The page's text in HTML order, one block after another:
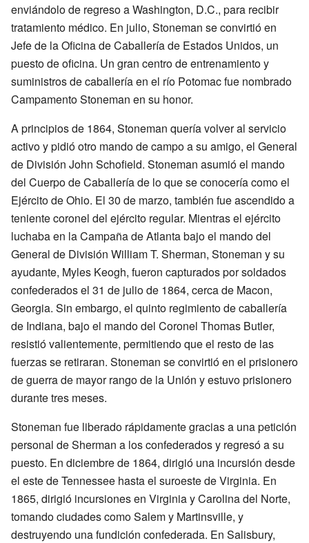
enviándolo de regreso a Washington, D.C., para recibir
tratamiento médico. En julio, Stoneman se convirtió en
Jefe de la Oficina de Caballería de Estados Unidos, un
puesto de oficina. Un gran centro de entrenamiento y
suministros de caballería en el río Potomac fue nombrado
Campamento Stoneman en su honor.
A principios de 1864, Stoneman quería volver al servicio
activo y pidió otro mando de campo a su amigo, el General
de División John Schofield. Stoneman asumió el mando
del Cuerpo de Caballería de lo que se conocería como el
Ejército de Ohio. El 30 de marzo, también fue ascendido a
teniente coronel del ejército regular. Mientras el ejército
luchaba en la Campaña de Atlanta bajo el mando del
General de División William T. Sherman, Stoneman y su
ayudante, Myles Keogh, fueron capturados por soldados
confederados el 31 de julio de 1864, cerca de Macon,
Georgia. Sin embargo, el quinto regimiento de caballería
de Indiana, bajo el mando del Coronel Thomas Butler,
resistió valientemente, permitiendo que el resto de las
fuerzas se retiraran. Stoneman se convirtió en el prisionero
de guerra de mayor rango de la Unión y estuvo prisionero
durante tres meses.
Stoneman fue liberado rápidamente gracias a una petición
personal de Sherman a los confederados y regresó a su
puesto. En diciembre de 1864, dirigió una incursión desde
el este de Tennessee hasta el suroeste de Virginia. En
1865, dirigió incursiones en Virginia y Carolina del Norte,
tomando ciudades como Salem y Martinsville, y
destruyendo una fundición confederada. En Salisbury,